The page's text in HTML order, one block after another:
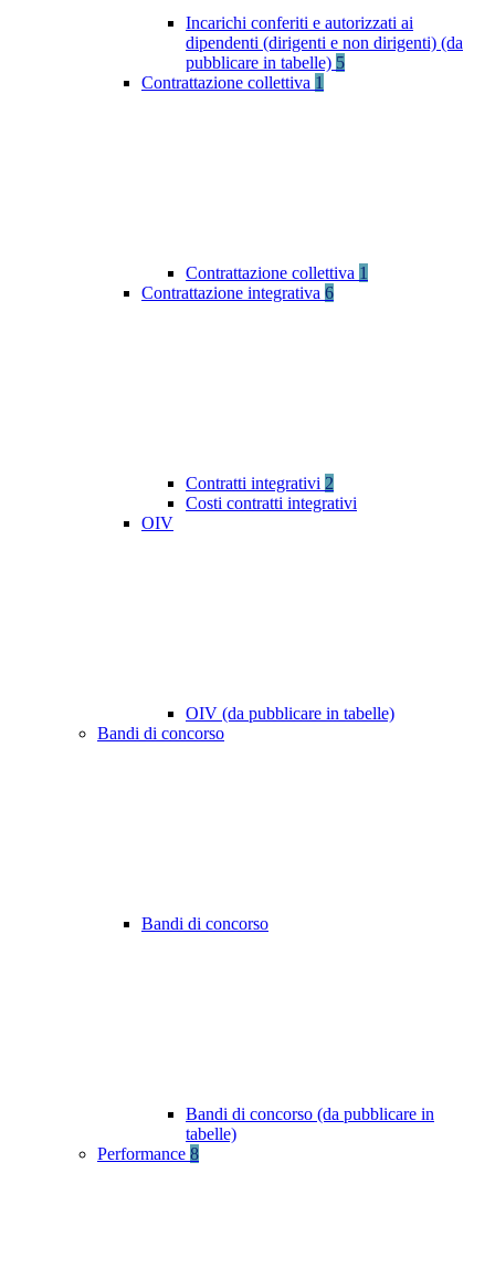
Incarichi conferiti e autorizzati ai
dipendenti (dirigenti e non dirigenti) (da
pubblicare in tabelle) 5
Contrattazione collettiva 1
Contrattazione collettiva 1
Contrattazione integrativa 6
Contratti integrativi 2
Costi contratti integrativi
OIV
OIV (da pubblicare in tabelle)
Bandi di concorso
Bandi di concorso
Bandi di concorso (da pubblicare in
tabelle)
Performance 8